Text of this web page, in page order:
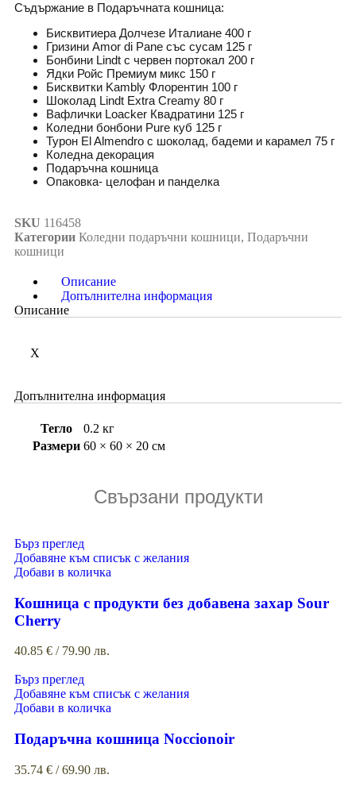
Съдържание в Подаръчната кошница:
Бисквитиера Долчезе Италиане 400 г
Гризини Amor di Pane със сусам 125 г
Бонбини Lindt с червен портокал 200 г
Ядки Ройс Премиум микс 150 г
Бисквитки Kambly Флорентин 100 г
Шоколад Lindt Extra Creamy 80 г
Вафлички Loacker Квадратини 125 г
Коледни бонбони Pure куб 125 г
Турон El Almendro с шоколад, бадеми и карамел 75 г
Коледна декорация
Подаръчна кошница
Опаковка- целофан и панделка
SKU 116458
Категории Коледни подаръчни кошници, Подаръчни
кошници
Описание
Допълнителна информация
Описание
X
Допълнителна информация
Тегло
0.2 кг
Размери 60 × 60 × 20 см
Свързани продукти
Бърз преглед
Добавяне към списък с желания
Добави в количка
Кошница с продукти без добавена захар Sour
Cherry
40.85 € / 79.90 лв.
Бърз преглед
Добавяне към списък с желания
Добави в количка
Подаръчна кошница Noccionoir
35.74 € / 69.90 лв.